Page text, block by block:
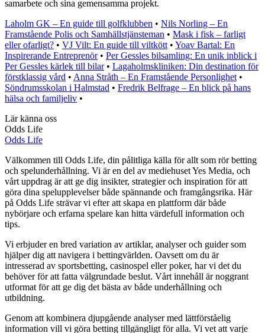
samarbete och sina gemensamma projekt.
Laholm GK – En guide till golfklubben • Nils Norling – En
Framstående Polis och Samhällstjänsteman • Mask i fisk – farligt
eller ofarligt? • VJ Vilt: En guide till viltkött• Yoav Bartal: En
Inspirerande Entreprenör• Per Gessles bilsamling: En unik inblick i
Per Gessles kärlek till bilar• Lagaholmskliniken: Din destination för
förstklassig vård • Anna Stråth – En Framstående Personlighet•
Söndrumsskolan i Halmstad • Fredrik Belfrage – En blick på hans
hälsa och familjeliv •
Lär känna oss
Odds Life
Odds Life
Välkommen till Odds Life, din pålitliga källa för allt som rör betting
och spelunderhållning. Vi är en del av mediehuset Yes Media, och
vårt uppdrag är att ge dig insikter, strategier och inspiration för att
göra dina spelupplevelser både spännande och framgångsrika. Här
på Odds Life strävar vi efter att skapa en plattform där både
nybörjare och erfarna spelare kan hitta värdefull information och
tips.
Vi erbjuder en bred variation av artiklar, analyser och guider som
hjälper dig att navigera i bettingvärlden. Oavsett om du är
intresserad av sportsbetting, casinospel eller poker, har vi det du
behöver för att fatta välgrundade beslut. Vårt innehåll är noggrant
utformat för att ge dig det bästa av både underhållning och
utbildning.
Genom att kombinera djupgående analyser med lättförståelig
information vill vi göra betting tillgängligt för alla. Vi vet att varje